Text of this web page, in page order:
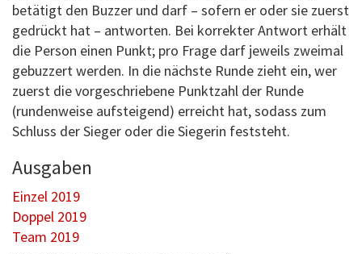
betätigt den Buzzer und darf – sofern er oder sie zuerst
gedrückt hat – antworten. Bei korrekter Antwort erhält
die Person einen Punkt; pro Frage darf jeweils zweimal
gebuzzert werden. In die nächste Runde zieht ein, wer
zuerst die vorgeschriebene Punktzahl der Runde
(rundenweise aufsteigend) erreicht hat, sodass zum
Schluss der Sieger oder die Siegerin feststeht.
Ausgaben
Einzel 2019
Doppel 2019
Team 2019